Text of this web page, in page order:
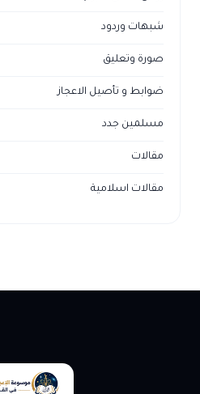
شبهات وردود
صورة وتعليق
ضوابط و تأصيل الاعجاز
مسلمين جدد
مقالات
مقالات اسلامية